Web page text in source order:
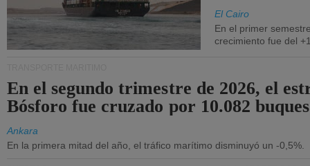
El Cairo
En el primer
crecimiento fue del
En el segundo trimestre de 2026, el
Bósforo fue cruzado por 10.082
Ankara
En la primera mitad del año, el tráfico marítimo disminuyó un -0,5%.